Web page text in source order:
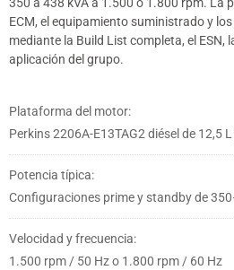
350 a 438 kVA a 1.500 o 1.800 rpm. La
ECM, el equipamiento suministrado y
mediante la Build List completa, el ESN,
aplicación del grupo.
Plataforma del motor:
Perkins 2206A-E13TAG2 diésel de 12,5
Potencia típica:
Configuraciones prime y standby de
Velocidad y frecuencia:
1.500 rpm / 50 Hz o 1.800 rpm / 60 Hz